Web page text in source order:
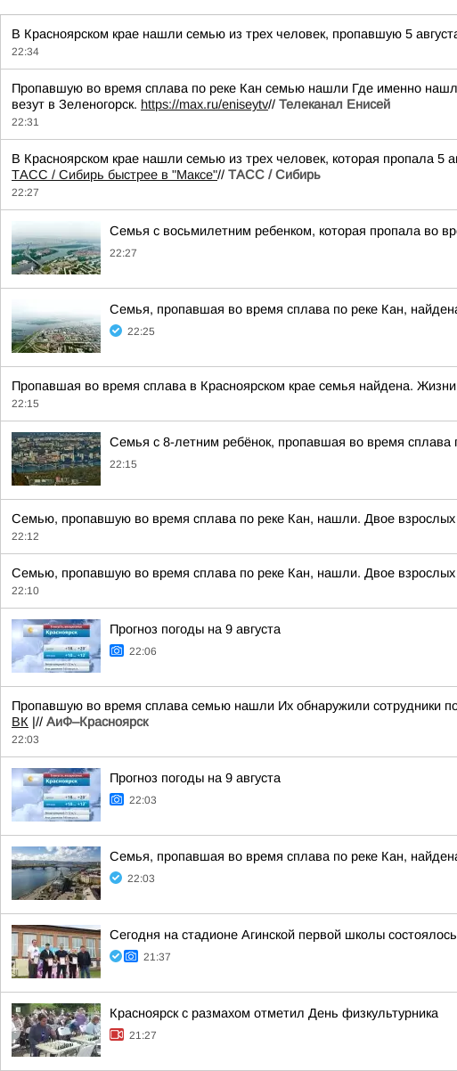
В Красноярском крае нашли семью из трех человек, пропавшую 5
22:34
Пропавшую во время сплава по реке Кан семью нашли Где именно
везут в Зеленогорск. https://max.ru/eniseytv// Телеканал Енисей
22:31
В Красноярском крае нашли семью из трех человек, которая пропала 5
ТАСС / Сибирь быстрее в "Mаксе"// ТАСС / Сибирь
22:27
Семья с восьмилетним ребенком, которая пропала во
22:27
Семья, пропавшая во время сплава по реке Кан,
22:25
Пропавшая во время сплава в Красноярском крае семья найдена.
22:15
Семья с 8-летним ребёнок, пропавшая во время сплава
22:15
Семью, пропавшую во время сплава по реке Кан, нашли. Двое взрослых
22:12
Семью, пропавшую во время сплава по реке Кан, нашли. Двое взрослых
22:10
Прогноз погоды на 9 августа
22:06
Пропавшую во время сплава семью нашли Их обнаружили сотрудники
ВК |// АиФ–Красноярск
22:03
Прогноз погоды на 9 августа
22:03
Семья, пропавшая во время сплава по реке Кан,
22:03
Сегодня на стадионе Агинской первой школы
21:37
Красноярск с размахом отметил День физкультурника
21:27